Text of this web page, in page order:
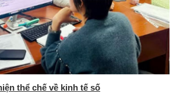
thể chế về kinh tế số